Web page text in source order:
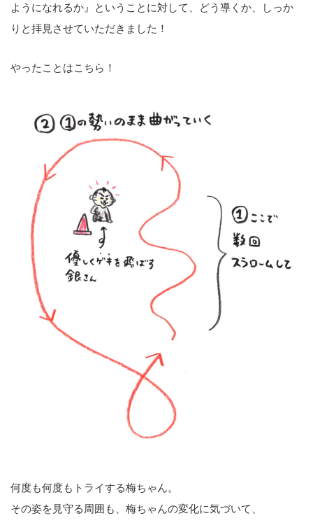
ようになれるか』ということに対して、どう導くか、しっか
りと拝見させていただきました！
やったことはこちら！
何度も何度もトライする梅ちゃん。
その姿を見守る周囲も、梅ちゃんの変化に気づいて、